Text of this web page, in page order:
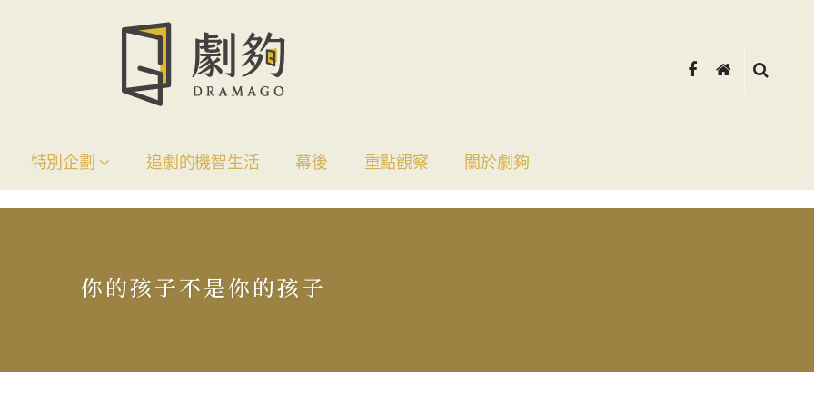
特別企劃 追劇的機智生活 幕後 重點觀察 關於劇夠
你的孩子不是你的孩子